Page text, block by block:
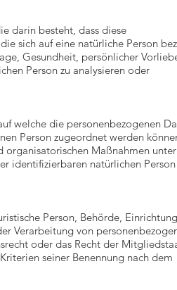
darin besteht, dass diese
sich auf eine natürliche Person
Gesundheit, persönlicher
Person zu analysieren oder
welche die personenbezogenen
Person zugeordnet werden
organisatorischen Maßnahmen
identifizierbaren natürlichen Person
Person, Behörde,
Verarbeitung von
oder das Recht der
seiner Benennung nach dem